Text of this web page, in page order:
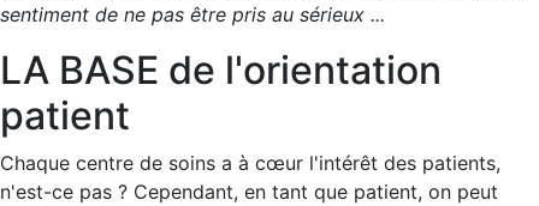
sentiment de ne pas être pris au sérieux ...
LA BASE de l'orientation
patient
Chaque centre de soins a à cœur l'intérêt des patients,
n'est-ce pas ? Cependant, en tant que patient, on peut